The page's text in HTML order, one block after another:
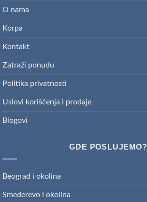
O nama
Korpa
Kontakt
Zatraži ponudu
Politika privatnosti
Uslovi korišćenja i prodaje
Blogovi
GDE POSLUJEMO?
Beograd i okolina
Smederevo i okolina